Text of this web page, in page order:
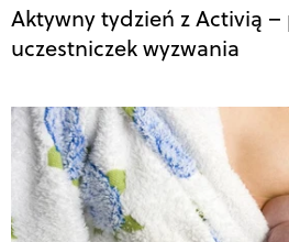
Aktywny tydzień z Activią
uczestniczek wyzwania